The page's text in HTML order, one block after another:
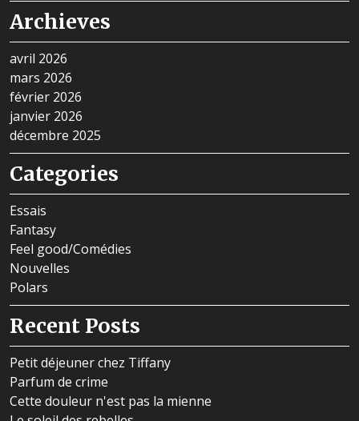
Archieves
avril 2026
mars 2026
février 2026
janvier 2026
décembre 2025
Categories
Essais
Fantasy
Feel good/Comédies
Nouvelles
Polars
Recent Posts
Petit déjeuner chez Tiffany
Parfum de crime
Cette douleur n'est pas la mienne